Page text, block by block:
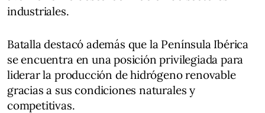
industriales.
Batalla destacó además que la Península Ibérica
se encuentra en una posición privilegiada para
liderar la producción de hidrógeno renovable
gracias a sus condiciones naturales y
competitivas.